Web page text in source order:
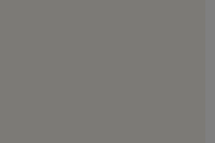
Alley